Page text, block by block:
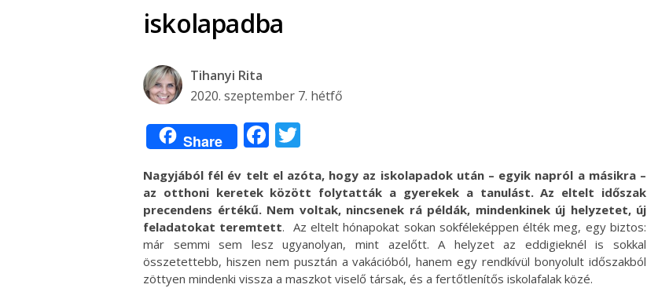
iskolapadba
Tihanyi Rita
2020. szeptember 7. hétfő
Share Facebook
Nagyjából fél év telt el azóta, hogy az iskolapadok után – egyik napról a másikra –
az otthoni keretek között folytatták a gyerekek a tanulást. Az eltelt időszak
precendens értékű. Nem voltak, nincsenek rá példák, mindenkinek új helyzetet, új
feladatokat teremtett. Az eltelt hónapokat sokan sokféleképpen élték meg, egy biztos:
már semmi sem lesz ugyanolyan, mint azelőtt. A helyzet az eddigieknél is sokkal
összetettebb, hiszen nem pusztán a vakációból, hanem egy rendkívül bonyolult időszakból
zöttyen mindenki vissza a maszkot viselő társak, és a fertőtlenítős iskolafalak közé.